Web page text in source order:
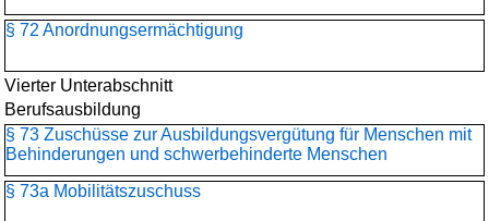
§ 72 Anordnungsermächtigung
Vierter Unterabschnitt
Berufsausbildung
§ 73 Zuschüsse zur Ausbildungsvergütung für Menschen mit
Behinderungen und schwerbehinderte Menschen
§ 73a Mobilitätszuschuss